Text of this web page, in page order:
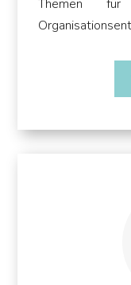
Themen